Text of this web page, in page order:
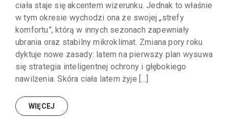
ciała staje się akcentem wizerunku. Jednak to właśnie
w tym okresie wychodzi ona ze swojej „strefy
komfortu”, którą w innych sezonach zapewniały
ubrania oraz stabilny mikroklimat. Zmiana pory roku
dyktuje nowe zasady: latem na pierwszy plan wysuwa
się strategia inteligentnej ochrony i głębokiego
nawilżenia. Skóra ciała latem żyje […]
WIĘCEJ